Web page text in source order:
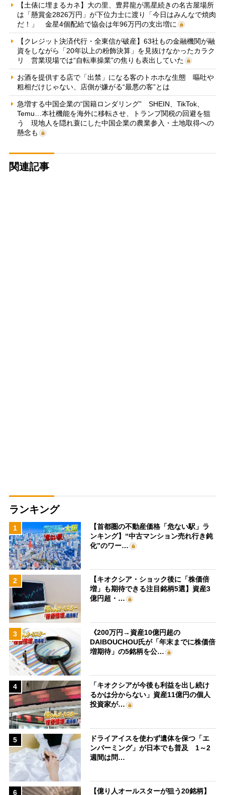
【土俵に埋まるカネ】大の里、豊昇龍が黒星続きの名古屋場所
は「懸賞金2826万円」が下位力士に渡り「今日はみんなで焼肉
だ！」 金星4個配給で協会は年96万円の支出増に
【クレジット決済代行・全東信が破産】63社もの金融機関が融
資をしながら「20年以上の粉飾決算」を見抜けなかったカラク
リ 営業現場では“自転車操業”の焦りも表出していた
お酒を提供する店で「出禁」になる客のトホホな生態 嘔吐や
粗相だけじゃない、店側が嫌がる“最悪の客”とは
急増する中国企業の“国籍ロンダリング” SHEIN、TikTok、
Temu…本社機能を海外に移転させ、トランプ関税の回避を狙
う 現地人を隠れ蓑にした中国企業の農業参入・土地取得への
懸念も
関連記事
ランキング
1
【首都圏の不動産価格「危ない駅」ラ
ンキング】“中古マンション売れ行き鈍
化”のワー…
2
【キオクシア・ショック後に「株価倍
増」も期待できる注目銘柄5選】資産3
億円超・…
3
《200万円→資産10億円超の
DAIBOUCHOU氏が「年末までに株価倍
増期待」の5銘柄を公…
4
「キオクシアが今後も利益を出し続け
るかは分からない」資産11億円の個人
投資家が…
5
ドライアイスを使わず遺体を保つ「エ
ンバーミング」が日本でも普及 1～2
週間は問…
6 【億り人オールスターが狙う20銘柄】